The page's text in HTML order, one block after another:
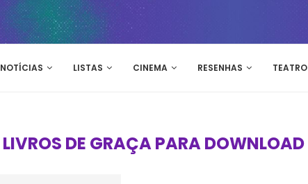
NOTÍCIAS LISTAS CINEMA RESENHAS TEATRO
LIVROS DE GRAÇA PARA DOWNLOAD